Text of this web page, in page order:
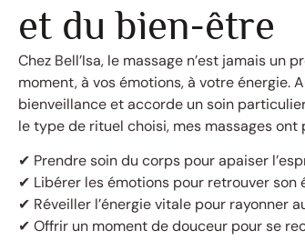
et du bien-être
Chez Bell’Isa, le massage n’est jamais
moment, à vos émotions, à votre énergie.
bienveillance et accorde un soin
le type de rituel choisi, mes massages ont
✔ Prendre soin du corps pour apaiser
✔ Libérer les émotions pour retrouver son
✔ Réveiller l’énergie vitale pour rayonner
✔ Offrir un moment de douceur pour se